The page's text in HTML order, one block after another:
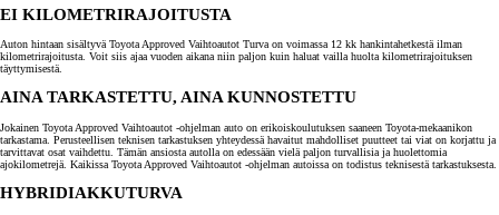
EI KILOMETRIRAJOITUSTA
Auton hintaan sisältyvä Toyota Approved Vaihtoautot Turva on voimassa 12 kk hankintahetkestä ilman
kilometrirajoitusta. Voit siis ajaa vuoden aikana niin paljon kuin haluat vailla huolta kilometrirajoituksen
täyttymisestä.
AINA TARKASTETTU, AINA KUNNOSTETTU
Jokainen Toyota Approved Vaihtoautot -ohjelman auto on erikoiskoulutuksen saaneen Toyota-mekaanikon
tarkastama. Perusteellisen teknisen tarkastuksen yhteydessä havaitut mahdolliset puutteet tai viat on korjattu ja
tarvittavat osat vaihdettu. Tämän ansiosta autolla on edessään vielä paljon turvallisia ja huolettomia
ajokilometrejä. Kaikissa Toyota Approved Vaihtoautot -ohjelman autoissa on todistus teknisestä tarkastuksesta.
HYBRIDIAKKUTURVA